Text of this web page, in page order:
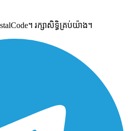
។ រក្សាសិទ្ធិគ្រប់យ៉ាង។